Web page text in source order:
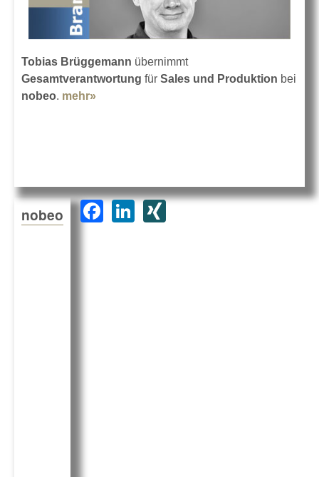
Tobias Brüggemann übernimmt
Gesamtverantwortung für Sales und Produktion bei
nobeo. mehr»
nobeo
F
Li XI